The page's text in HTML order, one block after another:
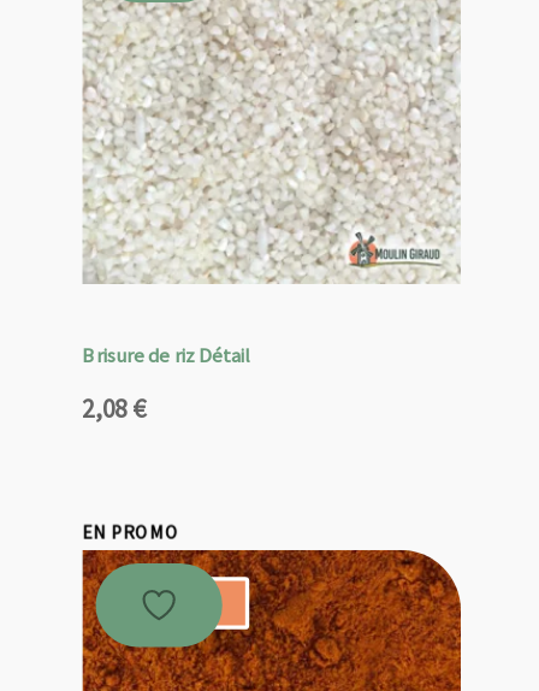
Brisure de riz Détail
2,08€
EN PROMO
Promo !